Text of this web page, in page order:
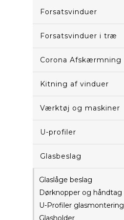
Forsatsvinduer
Forsatsvinduer i træ
Corona Afskærmning
Kitning af vinduer
Værktøj og maskiner
U-profiler
Glasbeslag
Glaslåge beslag
Dørknopper og håndtag
U-Profiler glasmontering
Glasholder